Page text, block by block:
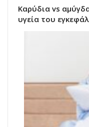
Καρύδια vs
υγεία του